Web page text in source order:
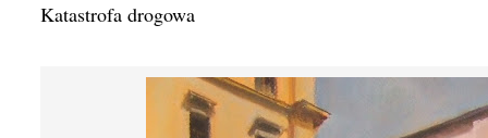
Katastrofa drogowa